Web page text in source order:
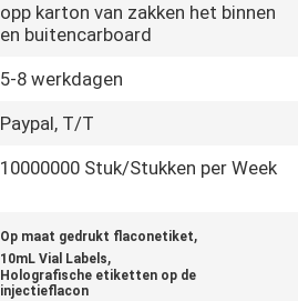
opp karton van zakken het binnen
en buitencarboard
5-8 werkdagen
Paypal, T/T
10000000 Stuk/Stukken per Week
Op maat gedrukt flaconetiket,
10mL Vial Labels,
Holografische etiketten op de
injectieflacon